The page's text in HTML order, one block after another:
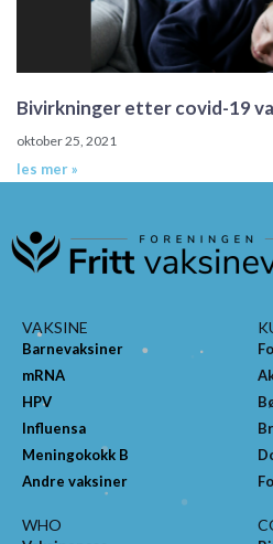
Bivirkninger etter covid-19
oktober 25, 2021
les mer »
VAKSINE
Barnevaksiner
mRNA
HPV
Influensa
Meningokokk B
Andre vaksiner
WHO